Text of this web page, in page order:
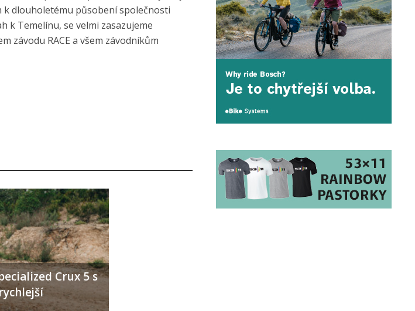
k dlouholetému působení společnosti
k Temelínu, se velmi zasazujeme
závodu RACE a všem závodníkům
Crux 5 s